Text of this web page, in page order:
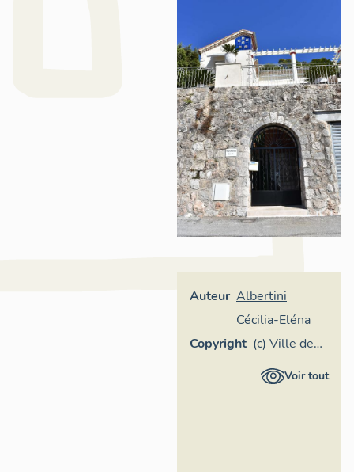
Auteur Albertini
Cécilia-Eléna
Copyright (c) Ville de
Nice Voir tout